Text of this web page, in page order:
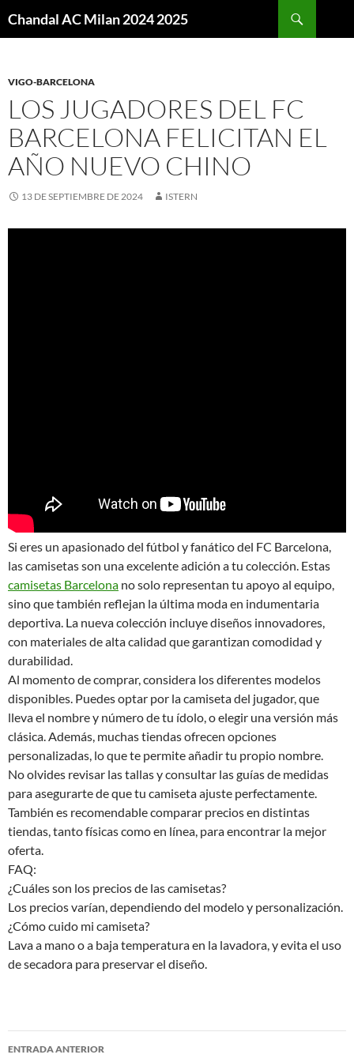
Chandal AC Milan 2024 2025
VIGO-BARCELONA
LOS JUGADORES DEL FC
BARCELONA FELICITAN EL
AÑO NUEVO CHINO
13 DE SEPTIEMBRE DE 2024 ISTERN
Si eres un apasionado del fútbol y fanático del FC Barcelona,
las camisetas son una excelente adición a tu colección. Estas
camisetas Barcelona no solo representan tu apoyo al equipo,
sino que también reflejan la última moda en indumentaria
deportiva. La nueva colección incluye diseños innovadores,
con materiales de alta calidad que garantizan comodidad y
durabilidad.
Al momento de comprar, considera los diferentes modelos
disponibles. Puedes optar por la camiseta del jugador, que
lleva el nombre y número de tu ídolo, o elegir una versión más
clásica. Además, muchas tiendas ofrecen opciones
personalizadas, lo que te permite añadir tu propio nombre.
No olvides revisar las tallas y consultar las guías de medidas
para asegurarte de que tu camiseta ajuste perfectamente.
También es recomendable comparar precios en distintas
tiendas, tanto físicas como en línea, para encontrar la mejor
oferta.
FAQ:
¿Cuáles son los precios de las camisetas?
Los precios varían, dependiendo del modelo y personalización.
¿Cómo cuido mi camiseta?
Lava a mano o a baja temperatura en la lavadora, y evita el uso
de secadora para preservar el diseño.
Navegación
ENTRADA ANTERIOR